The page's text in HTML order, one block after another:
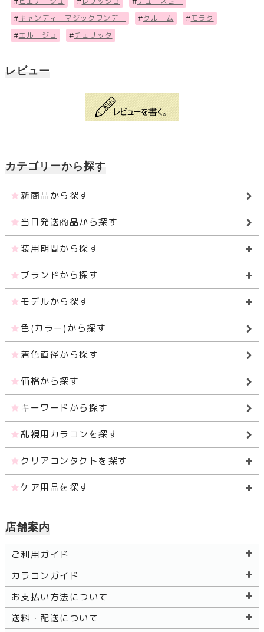
#キャンディーマジックワンデー #クルーム #モラク
#エルージュ #チェリッタ
レビュー
カテゴリーから探す
新商品から探す
当日発送商品から探す
装用期間から探す
ブランドから探す
モデルから探す
色(カラー)から探す
着色直径から探す
価格から探す
キーワードから探す
乱視用カラコンを探す
クリアコンタクトを探す
ケア用品を探す
店舗案内
ご利用ガイド
カラコンガイド
お支払い方法について
送料・配送について